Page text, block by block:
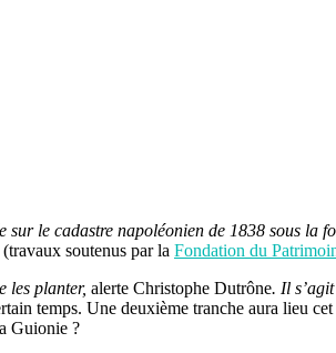
le cadastre napoléonien de 1838 sous la
soutenus par la Fondation du
les planter, alerte Christophe Dutrône. Il
temps. Une deuxième tranche aura lieu
Guionie ?